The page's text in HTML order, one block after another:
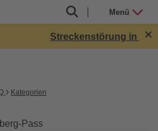
Menü
Streckenstörung in
Kategorien
Pass